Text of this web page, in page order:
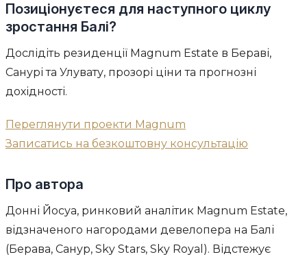
Позиціонуєтеся для наступного циклу
зростання Балі?
Дослідіть резиденції Magnum Estate в Бераві,
Санурі та Улувату, прозорі ціни та прогнозні
дохідності.
Переглянути проекти Magnum
Записатись на безкоштовну консультацію
Про автора
Донні Йосуа, ринковий аналітик Magnum Estate,
відзначеного нагородами девелопера на Балі
(Берава, Санур, Sky Stars, Sky Royal). Відстежує